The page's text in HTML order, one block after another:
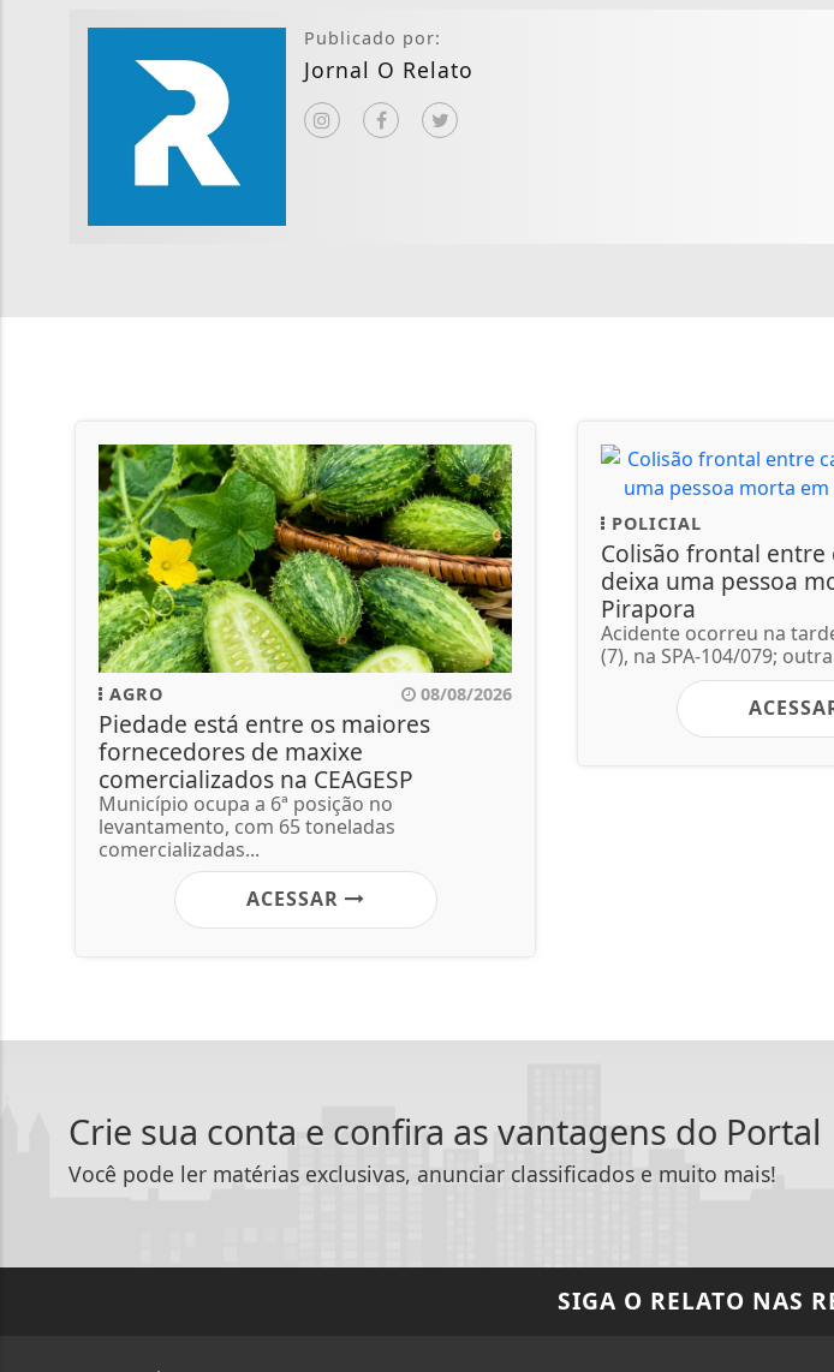
Publicado por:
Jornal O Relato
AGRO 08/08/2026
Piedade está entre os maiores
fornecedores de maxixe
comercializados na CEAGESP
Município ocupa a 6ª posição no
levantamento, com 65 toneladas
comercializadas...
ACESSAR
POLICIAL
Colisão frontal entre
deixa uma pessoa
Pirapora
Acidente ocorreu na
(7), na SPA-104/079;
Crie sua conta e confira as vantagens do Portal
Você pode ler matérias exclusivas, anunciar classificados e muito mais!
SIGA O RELATO NAS